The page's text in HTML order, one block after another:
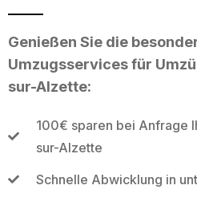
Genießen Sie die
Umzugsservices für
sur-Alzette:
100€ sparen bei Anfrage
sur-Alzette
Schnelle Abwicklung in